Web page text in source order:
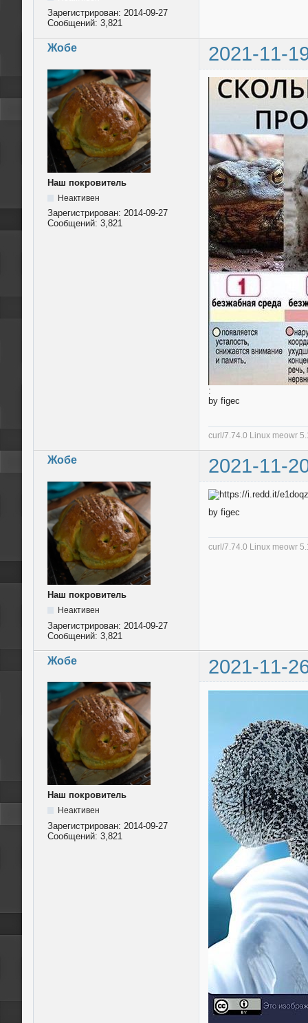
Зарегистрирован: 2014-09-27
Сообщений: 3,821
Жобе 2021-11-
Наш покровитель
Неактивен
Зарегистрирован: 2014-09-27
Сообщений: 3,821
:
by figec
curl/7.74.0 Linux meowr
Жобе 2021-11-
Наш покровитель
Неактивен
Зарегистрирован: 2014-09-27
Сообщений: 3,821
by figec
curl/7.74.0 Linux meowr
Жобе 2021-11-
Наш покровитель
Неактивен
Зарегистрирован: 2014-09-27
Сообщений: 3,821